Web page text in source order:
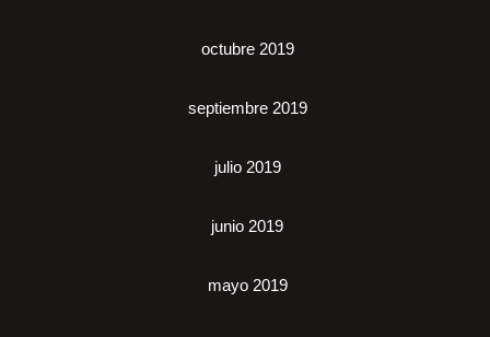
octubre 2019
septiembre 2019
julio 2019
junio 2019
mayo 2019